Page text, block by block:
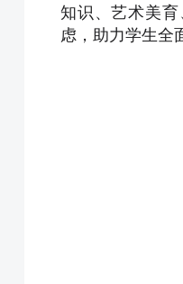
知识、艺术美
虑，助力学生全